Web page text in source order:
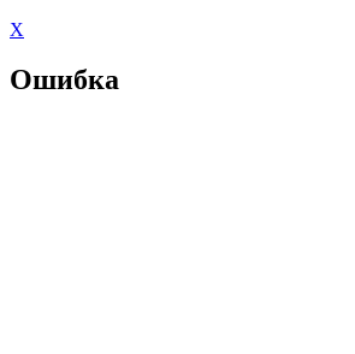
X
Ошибка